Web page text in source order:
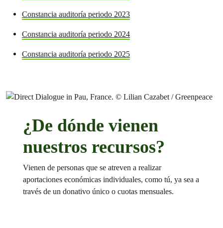
Constancia auditoría periodo 2023
Constancia auditoría periodo 2024
Constancia auditoría periodo 2025
¿De dónde vienen
nuestros recursos?
Vienen de personas que se atreven a realizar
aportaciones económicas individuales, como tú, ya sea a
través de un donativo único o cuotas mensuales.